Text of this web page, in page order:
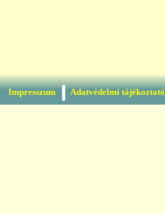
Impresszum Adatvédelmi tájékoztató